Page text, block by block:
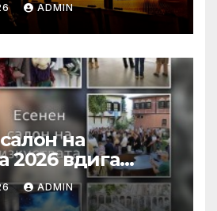
ADMIN
на
2026 вдига
с богата
ADMIN